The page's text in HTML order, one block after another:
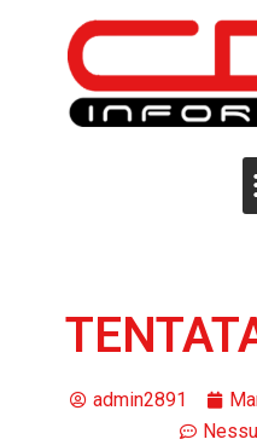
admin2891